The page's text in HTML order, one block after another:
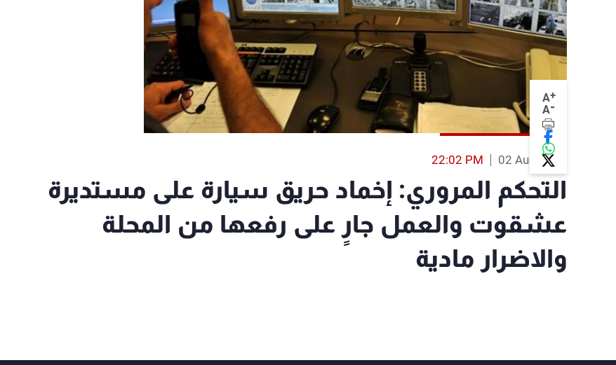
A+
A-
02 Aug 2017
22:02 PM
التحكم المروري: إخماد حريق سيارة على مستديرة
عشقوت والعمل جارٍ على رفعها من المحلة
والاضرار مادية